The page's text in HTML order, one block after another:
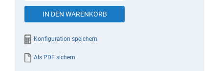
images
IN DEN WARENKORB
Konfiguration speichern
Als PDF sichern